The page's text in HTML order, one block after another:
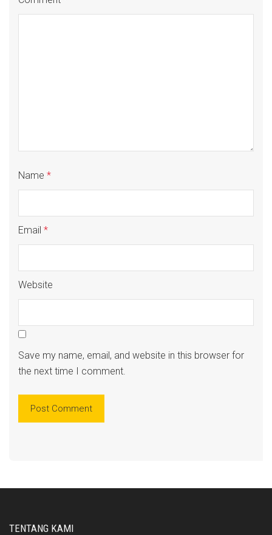
Name *
Email *
Website
Save my name, email, and website in this browser for
the next time I comment.
TENTANG KAMI